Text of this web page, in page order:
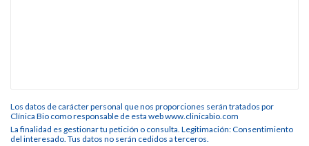
Los datos de carácter personal que nos proporciones serán tratados por
Clínica Bio como responsable de esta web www.clinicabio.com
La finalidad es gestionar tu petición o consulta. Legitimación: Consentimiento
del interesado. Tus datos no serán cedidos a terceros.